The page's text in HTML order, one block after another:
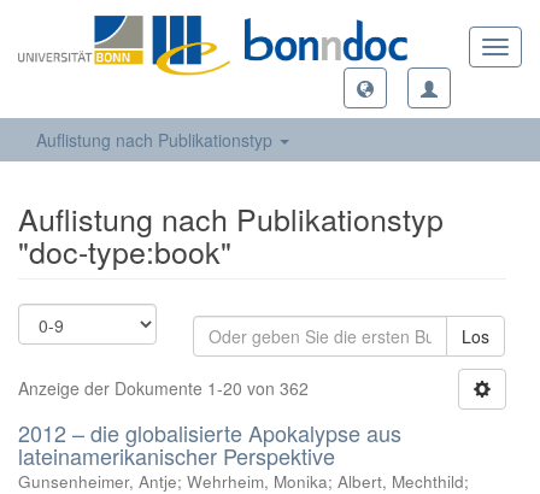
Auflistung nach Publikationstyp
Auflistung nach Publikationstyp
"doc-type:book"
Los
Anzeige der Dokumente 1-20 von 362
2012 – die globalisierte Apokalypse aus
lateinamerikanischer Perspektive
Gunsenheimer, Antje; Wehrheim, Monika; Albert, Mechthild;